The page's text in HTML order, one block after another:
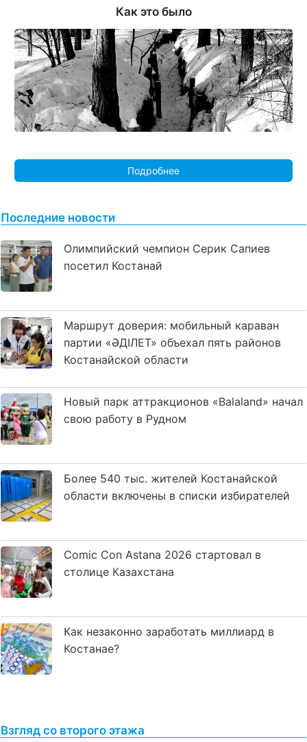
Как это было
Подробнее
Последние новости
Олимпийский чемпион Серик Сапиев
посетил Костанай
Маршрут доверия: мобильный караван
партии «ӘДІЛЕТ» объехал пять районов
Костанайской области
Новый парк аттракционов «Balaland» начал
свою работу в Рудном
Более 540 тыс. жителей Костанайской
области включены в списки избирателей
Comic Con Astana 2026 стартовал в
столице Казахстана
Как незаконно заработать миллиард в
Костанае?
Взгляд со второго этажа